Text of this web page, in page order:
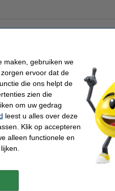
zorgt deze DR-2200 drum voor
fabrikant (dus volgens de hoogste
Ons artikelnr:
maken, gebruiken we
ervoor dat de
die ons helpt de
zien die
om uw gedrag
leest u alles over deze
Klik op accepteren
alleen functionele en